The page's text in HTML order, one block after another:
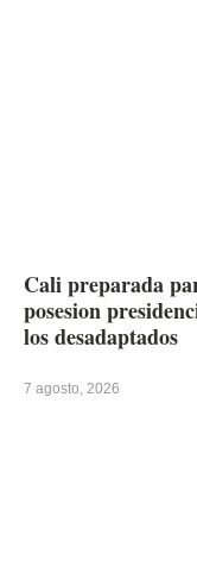
Cali preparada
posesion
los desadaptados
7 agosto, 2026